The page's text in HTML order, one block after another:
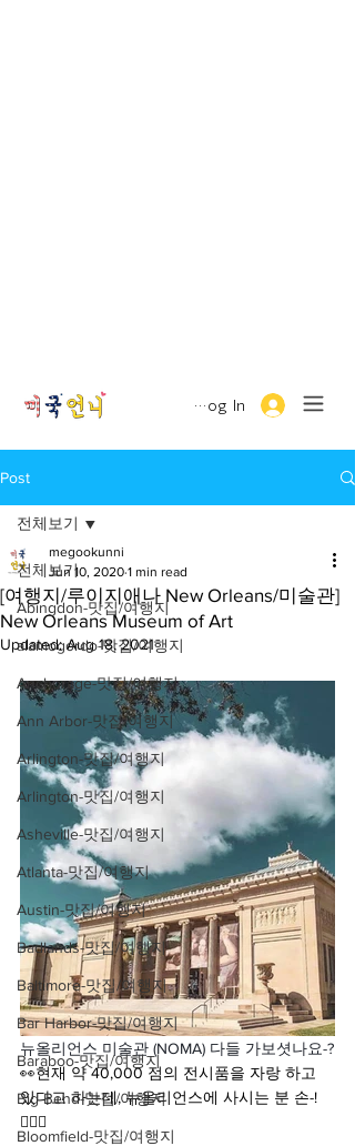
Log In
Post
전체보기
Abingdon-맛집/여행지
alamogordo-맛집/여행지
Anchorage-맛집/여행지
Ann Arbor-맛집/여행지
Arlington-맛집/여행지
Arlington-맛집/여행지
Asheville-맛집/여행지
Atlanta-맛집/여행지
Austin-맛집/여행지
Badlands-맛집/여행지
Baltimore-맛집/여행지
Bar Harbor-맛집/여행지
Baraboo-맛집/여행지
Big Bend-맛집/여행지
Bloomfield-맛집/여행지
전체보기
[여행지/루이지애나 New Orleans/미술관]
New Orleans Museum of Art
megookunni
Jun 10, 2020 1 min read
Updated:Aug 18, 2021
뉴올리언스 미술관 (NOMA) 다들 가보셧나요-?
👀현재 약 40,000 점의 전시품을 자랑 하고
있다고 하는데, 뉴올리언스에 사시는 분 손-!
🙋🏻‍♀️